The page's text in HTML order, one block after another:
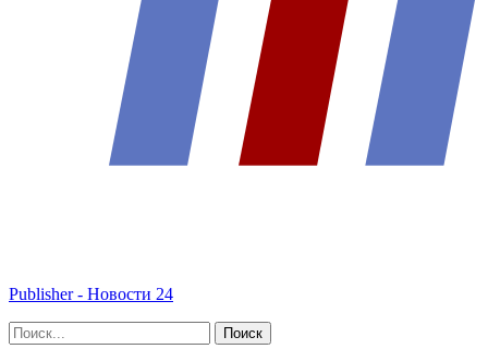
Publisher - Новости 24